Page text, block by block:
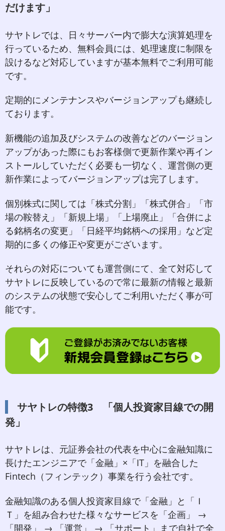
だけます」
サヤトレでは、日々サーバー内で膨大な演算処理を
行っているため、無料会員には、処理速度に制限を
設けるなど対応していますが基本無料でご利用可能
です。
定期的にメンテナンスやバージョンアップも継続し
ております。
新機能の追加及びシステムの改善などのバージョン
アップがあった際にもお客様側で更新作業や再イン
ストールしていただく必要も一切なく、運営側の更
新作業によってバージョンアップは完了します。
個別株式に関しては「株式分割」「株式併合」「市
場の鞍替え」「新規上場」「上場廃止」「合併によ
る銘柄名の変更」「日経平均銘柄への採用」など定
期的に多くの修正や変更がございます。
それらの対応についても運営側にて、全て対応して
サヤトレに反映しているので常に最新の情報と最新
のシステムの状態で安心してご利用いただく事が可
能です。
サヤトレの特徴3 「個人投資家目線での開
発」
サヤトレは、元証券会社の代表を中心に金融知識に
長けたエンジニアで「金融」×「IT」を融合した
Fintech（フィンテック）事業を行う会社です。
金融知識のある個人投資家目線で「金融」と「Ｉ
Ｔ」を組み合わせた様々なサービスを「企画」 →
「開発」 → 「運営」 → 「サポート」まで自社で全